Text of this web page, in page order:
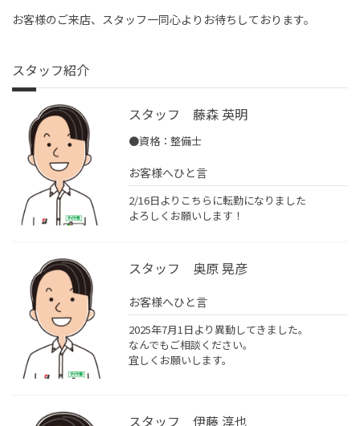
お客様のご来店、スタッフ一同心よりお待ちしております。
スタッフ紹介
スタッフ 藤森 英明
●資格：整備士
お客様へひと言
2/16日よりこちらに転勤になりました
よろしくお願いします！
スタッフ 奥原 晃彦
お客様へひと言
2025年7月1日より異動してきました。
なんでもご相談ください。
宜しくお願いします。
スタッフ 伊藤 淳也